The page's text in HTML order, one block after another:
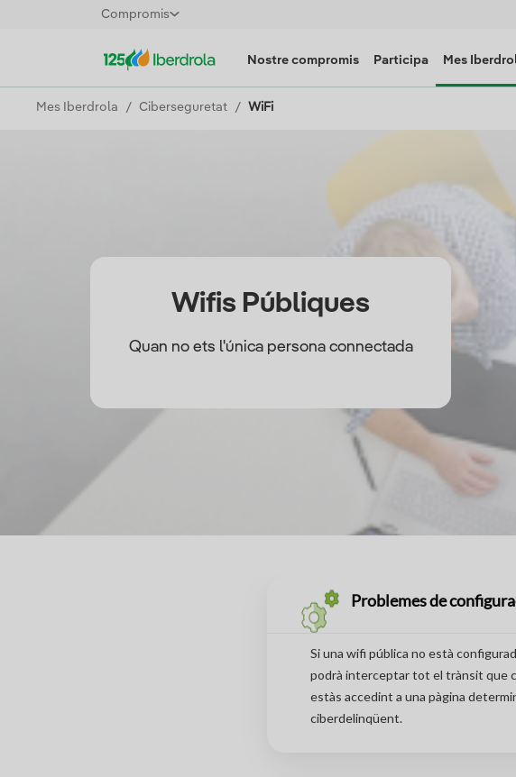
Compromis
Nostre compromis Participa Mes
Mes Iberdrola Ciberseguretat WiFi
Wifis Públiques
Quan no ets l'única persona connectada
Problemes de
Si una wifi pública no està
podrà interceptar tot el trànsit que
estàs accedint a una pàgina
ciberdelinqüent.